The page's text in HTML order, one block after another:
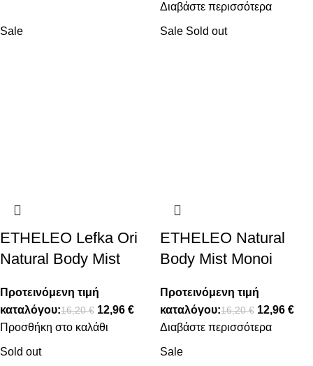
Διαβάστε περισσότερα
Sale
ETHELEO Lefka Ori
Natural Body Mist
Προτεινόμενη τιμή
καταλόγου:16,20€ 12,96 €
Προσθήκη στο καλάθι
Sale Sold out
ETHELEO Natural
Body Mist Monoi
Προτεινόμενη τιμή
καταλόγου:16,20€ 12,96 €
Διαβάστε περισσότερα
Sold out Sale